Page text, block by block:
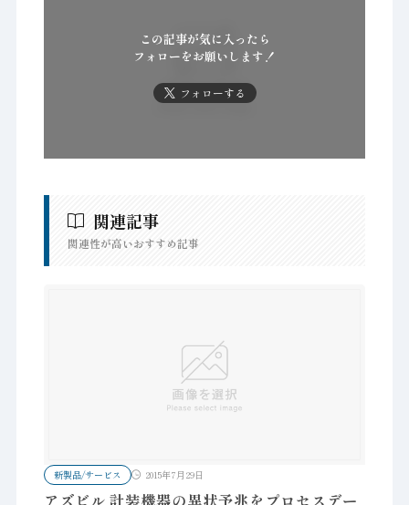
この記事が気に入ったら
フォローをお願いします！
フォローする
関連記事
関連性が高いおすすめ記事
新製品/サービス 2015年7月29日
アズビル 計装機器の異状予兆をプロセスデー